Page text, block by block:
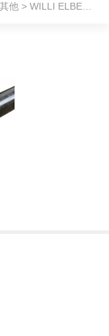
其他 > WILLI ELBE万向传动轴